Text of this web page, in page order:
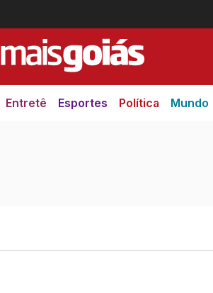
Entretê Esportes Política Mundo